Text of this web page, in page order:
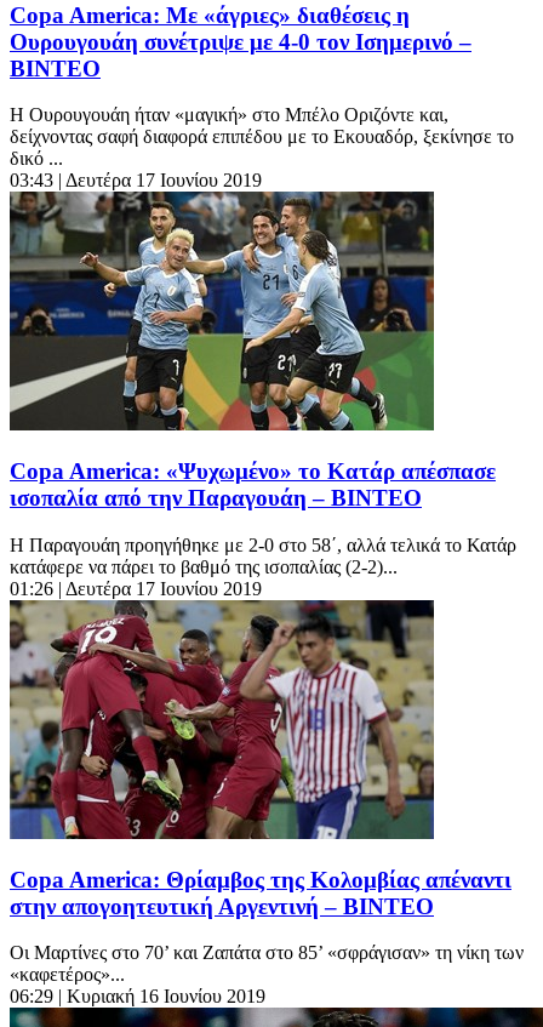
Copa America: Με «άγριες» διαθέσεις η
Ουρουγουάη συνέτριψε με 4-0 τον Ισημερινό –
ΒΙΝΤΕΟ
Η Ουρουγουάη ήταν «μαγική» στο Μπέλο Οριζόντε και,
δείχνοντας σαφή διαφορά επιπέδου με το Εκουαδόρ, ξεκίνησε το
δικό ...
03:43 | Δευτέρα 17 Ιουνίου 2019
Copa America: «Ψυχωμένο» το Κατάρ απέσπασε
ισοπαλία από την Παραγουάη – ΒΙΝΤΕΟ
Η Παραγουάη προηγήθηκε με 2-0 στο 58΄, αλλά τελικά το Κατάρ
κατάφερε να πάρει το βαθμό της ισοπαλίας (2-2)...
01:26 | Δευτέρα 17 Ιουνίου 2019
Copa America: Θρίαμβος της Κολομβίας απέναντι
στην απογοητευτική Αργεντινή – ΒΙΝΤΕΟ
Οι Μαρτίνες στο 70’ και Ζαπάτα στο 85’ «σφράγισαν» τη νίκη των
«καφετέρος»...
06:29 | Κυριακή 16 Ιουνίου 2019